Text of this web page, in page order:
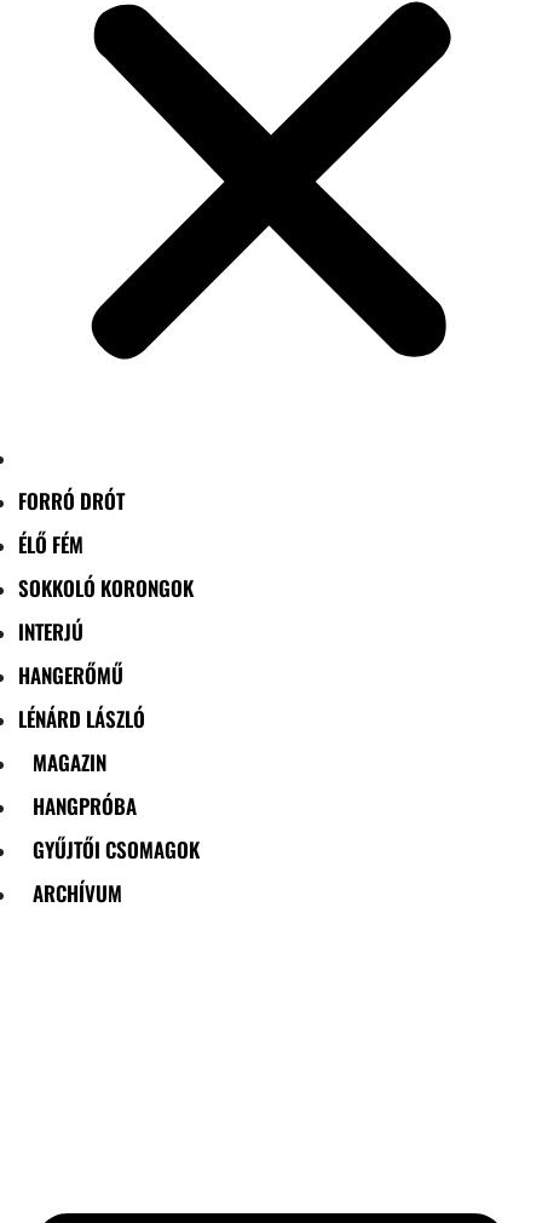
FORRÓ DRÓT
ÉLŐ FÉM
SOKKOLÓ KORONGOK
INTERJÚ
HANGERŐMŰ
LÉNÁRD LÁSZLÓ
MAGAZIN
HANGPRÓBA
GYŰJTŐI CSOMAGOK
ARCHÍVUM